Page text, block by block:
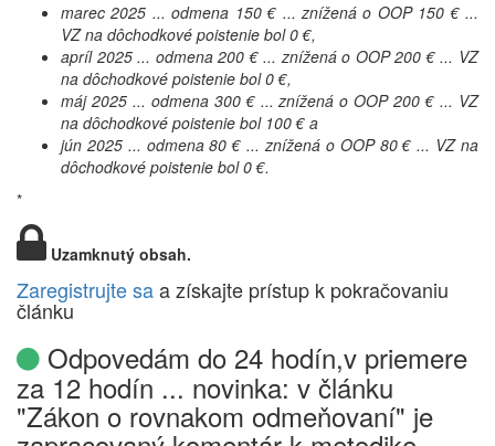
marec 2025 ... odmena 150 € ... znížená o OOP 150 € ...
VZ na dôchodkové poistenie bol 0 €,
apríl 2025 ... odmena 200 € ... znížená o OOP 200 € ... VZ
na dôchodkové poistenie bol 0 €,
máj 2025 ... odmena 300 € ... znížená o OOP 200 € ... VZ
na dôchodkové poistenie bol 100 € a
jún 2025 ... odmena 80 € ... znížená o OOP 80 € ... VZ na
dôchodkové poistenie bol 0 €.
*
Uzamknutý obsah.
Zaregistrujte saa získajte prístup k pokračovaniu
článku
Odpovedám do 24 hodín,v priemere
za 12 hodín ... novinka: v článku
"Zákon o rovnakom odmeňovaní" je